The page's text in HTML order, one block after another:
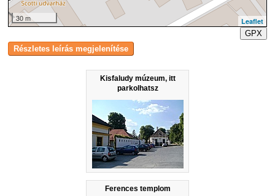
Kisfaludy múzeum, itt
parkolhatsz
Ferences templom
30 m
Leaflet
GPX